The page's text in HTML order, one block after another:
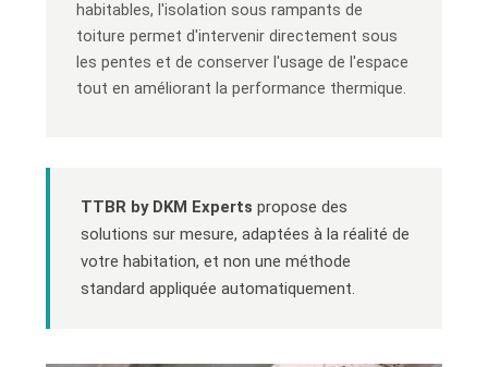
habitables, l'isolation sous rampants de
toiture permet d'intervenir directement sous
les pentes et de conserver l'usage de l'espace
tout en améliorant la performance thermique.
TTBR by DKM Experts propose des
solutions sur mesure, adaptées à la réalité de
votre habitation, et non une méthode
standard appliquée automatiquement.